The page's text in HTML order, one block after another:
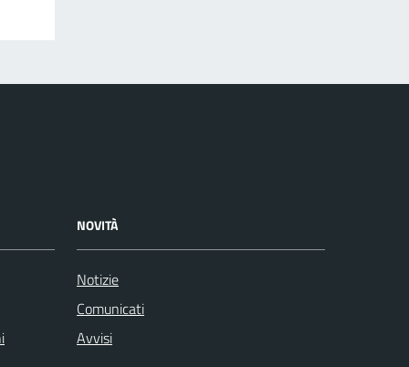
NOVITÀ
Notizie
Comunicati
Avvisi